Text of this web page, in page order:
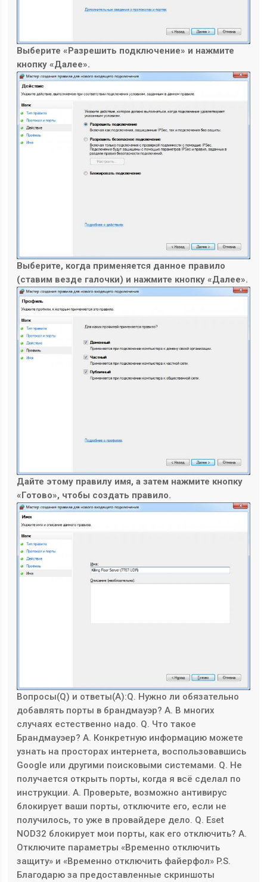
Выберите «Разрешить подключение» и нажмите
кнопку «Далее».
Выберите, когда применяется данное правило
(ставим везде галочки) и нажмите кнопку«Далее».
Дайте этому правилу имя, а затем нажмите кнопку
«Готово», чтобы создать правило.
Вопросы(Q) и ответы(A):Q. Нужно ли обязательно
добавлять порты в брандмауэр? A. В многих
случаях естественно надо. Q. Что такое
Брандмауэер? A. Конкретную информацию можете
узнать на просторах интернета, воспользовавшись
Google или другими поисковыми системами. Q. Не
получается открыть порты, когда я всё сделал по
инструкции. A. Проверьте, возможно антивирус
блокирует ваши порты, отключите его, если не
получилось, то уже в провайдере дело. Q. Eset
NOD32 блокирует мои порты, как его отключить? A.
Отключите параметры «Временно отключить
защиту» и «Временно отключить файерфол» P.S.
Благодарю за предоставленные скриншоты